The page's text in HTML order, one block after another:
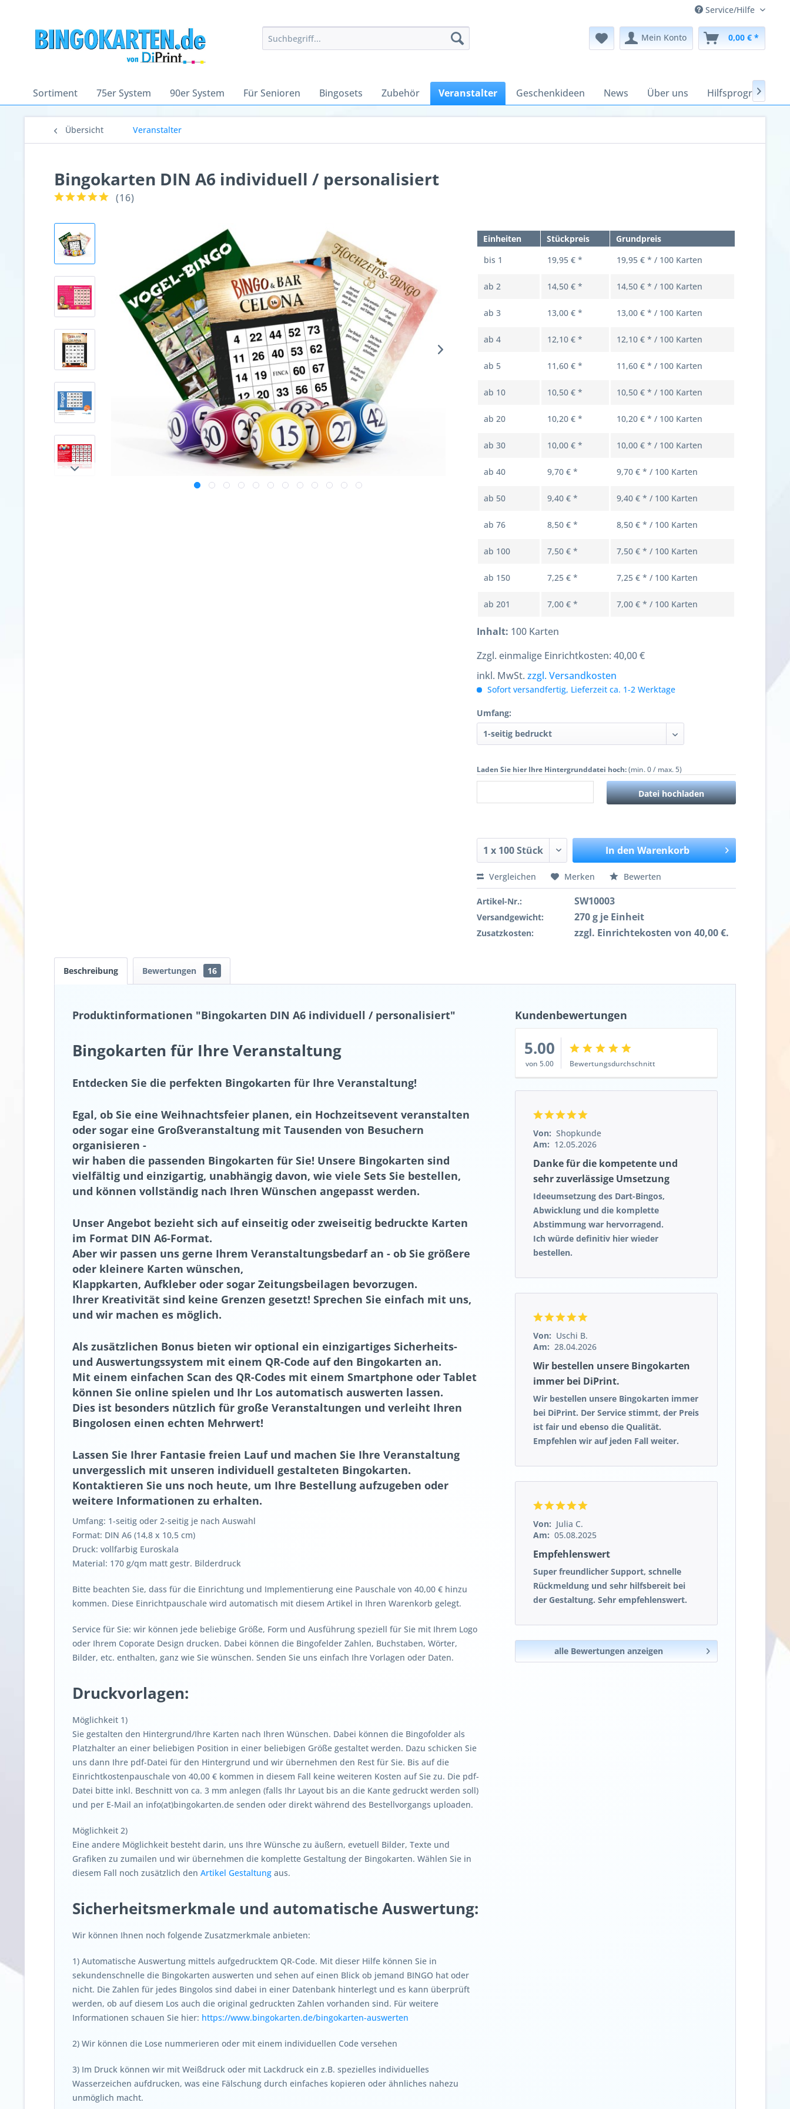
Service/Hilfe
Mein Konto 0,00 € *
Sortiment 75er System 90er System Für Senioren Bingosets Zubehör Veranstalter Geschenkideen News Über uns Hilfsprogramme

Übersicht Veranstalter
Bingokarten DIN A6 individuell / personalisiert
(16)
Einheiten Stückpreis
Grundpreis
bis 1 19,95 € * 19,95 € * / 100 Karten
ab2 14,50 € * 14,50 € * / 100 Karten
ab3 13,00 € * 13,00 € * / 100 Karten
ab4 12,10 € * 12,10 € * / 100 Karten
ab 5 11,60 € * 11,60 € * / 100 Karten
ab 10 10,50 € * 10,50 € * / 100 Karten
ab20 10,20 € * 10,20 € * / 100 Karten
ab30 10,00 € * 10,00 € * / 100 Karten
ab40 9,70 € * 9,70 € * / 100 Karten
ab 50 9,40 € * 9,40 € * / 100 Karten
ab76 8,50 € * 8,50 € * / 100 Karten
ab 100 7,50 € * 7,50 € * / 100 Karten
ab 150 7,25 € * 7,25 € * / 100 Karten
ab201 7,00 € * 7,00 € * / 100 Karten
Inhalt: 100 Karten
Zzgl. einmalige Einrichtkosten: 40,00 €
inkl. MwSt.zzgl. Versandkosten
Sofort versandfertig, Lieferzeit ca. 1-2 Werktage
Umfang:
Laden Sie hier Ihre Hintergrunddatei hoch:(min. 0 / max. 5)
Datei hochladen
In denWarenkorb
Vergleichen Merken Bewerten
Artikel-Nr.: SW10003
Versandgewicht: 270 g je Einheit
Zusatzkosten: zzgl. Einrichtekosten von 40,00 €.
Beschreibung Bewertungen 16
Produktinformationen "Bingokarten DIN A6 individuell / personalisiert"
Bingokarten für Ihre Veranstaltung
Entdecken Sie die perfekten Bingokarten für Ihre Veranstaltung!
Egal, ob Sie eine Weihnachtsfeier planen, ein Hochzeitsevent veranstalten
oder sogar eine Großveranstaltung mit Tausenden von Besuchern
organisieren -
wir haben die passenden Bingokarten für Sie! Unsere Bingokarten sind
vielfältig und einzigartig, unabhängig davon, wie viele Sets Sie bestellen,
und können vollständig nach Ihren Wünschen angepasst werden.
Unser Angebot bezieht sich auf einseitig oder zweiseitig bedruckte Karten
im Format DIN A6-Format.
Aber wir passen uns gerne Ihrem Veranstaltungsbedarf an - ob Sie größere
oder kleinere Karten wünschen,
Klappkarten, Aufkleber oder sogar Zeitungsbeilagen bevorzugen.
Ihrer Kreativität sind keine Grenzen gesetzt! Sprechen Sie einfach mit uns,
und wir machen es möglich.
Als zusätzlichen Bonus bieten wir optional ein einzigartiges Sicherheits-
und Auswertungssystem mit einem QR-Code auf den Bingokarten an.
Mit einem einfachen Scan des QR-Codes mit einem Smartphone oder Tablet
können Sie online spielen und Ihr Los automatisch auswerten lassen.
Dies ist besonders nützlich für große Veranstaltungen und verleiht Ihren
Bingolosen einen echten Mehrwert!
Lassen Sie Ihrer Fantasie freien Lauf und machen Sie Ihre Veranstaltung
unvergesslich mit unseren individuell gestalteten Bingokarten.
Kontaktieren Sie uns noch heute, um Ihre Bestellung aufzugeben oder
weitere Informationen zu erhalten.
Umfang: 1-seitig oder 2-seitig je nach Auswahl
Format: DIN A6 (14,8 x 10,5 cm)
Druck: vollfarbig Euroskala
Material: 170 g/qm matt gestr. Bilderdruck
Bitte beachten Sie, dass für die Einrichtung und Implementierung eine Pauschale von 40,00 € hinzu
kommen. Diese Einrichtpauschale wird automatisch mit diesem Artikel in Ihren Warenkorb gelegt.
Service für Sie: wir können jede beliebige Größe, Form und Ausführung speziell für Sie mit Ihrem Logo
oder Ihrem Coporate Design drucken. Dabei können die Bingofelder Zahlen, Buchstaben, Wörter,
Bilder, etc. enthalten, ganz wie Sie wünschen. Senden Sie uns einfach Ihre Vorlagen oder Daten.
Druckvorlagen:
Möglichkeit 1)
Sie gestalten den Hintergrund/Ihre Karten nach Ihren Wünschen. Dabei können die Bingofolder als
Platzhalter an einer beliebigen Position in einer beliebigen Größe gestaltet werden. Dazu schicken Sie
uns dann Ihre pdf-Datei für den Hintergrund und wir übernehmen den Rest für Sie. Bis auf die
Einrichtkostenpauschale von 40,00 € kommen in diesem Fall keine weiteren Kosten auf Sie zu. Die pdf-
Datei bitte inkl. Beschnitt von ca. 3 mm anlegen (falls Ihr Layout bis an die Kante gedruckt werden soll)
und per E-Mail an info(at)bingokarten.de senden oder direkt während des Bestellvorgangs uploaden.
Möglichkeit 2)
Eine andere Möglichkeit besteht darin, uns Ihre Wünsche zu äußern, evetuell Bilder, Texte und
Grafiken zu zumailen und wir übernehmen die komplette Gestaltung der Bingokarten. Wählen Sie in
diesem Fall noch zusätzlich den Artikel Gestaltung aus.
Sicherheitsmerkmale und automatische Auswertung:
Wir können Ihnen noch folgende Zusatzmerkmale anbieten:
1) Automatische Auswertung mittels aufgedrucktem QR-Code. Mit dieser Hilfe können Sie in
sekundenschnelle die Bingokarten auswerten und sehen auf einen Blick ob jemand BINGO hat oder
nicht. Die Zahlen für jedes Bingolos sind dabei in einer Datenbank hinterlegt und es kann überprüft
werden, ob auf diesem Los auch die original gedruckten Zahlen vorhanden sind. Für weitere
Informationen schauen Sie hier: https://www.bingokarten.de/bingokarten-auswerten
2) Wir können die Lose nummerieren oder mit einem individuellen Code versehen
3) Im Druck können wir mit Weißdruck oder mit Lackdruck ein z.B. spezielles individuelles
Wasserzeichen aufdrucken, was eine Fälschung durch einfaches kopieren oder ähnliches nahezu
unmöglich macht.
Kundenbewertungen
5.00
von 5.00 Bewertungsdurchschnitt
Von: Shopkunde
Am: 12.05.2026
Danke für die kompetente und
sehr zuverlässige Umsetzung
Ideeumsetzung des Dart-Bingos,
Abwicklung und die komplette
Abstimmung war hervorragend.
Ich würde definitiv hier wieder
bestellen.
Von: Uschi B.
Am: 28.04.2026
Wir bestellen unsere Bingokarten
immer bei DiPrint.
Wir bestellen unsere Bingokarten immer
bei DiPrint. Der Service stimmt, der Preis
ist fair und ebenso die Qualität.
Empfehlen wir auf jeden Fall weiter.
Von: Julia C.
Am: 05.08.2025
Empfehlenswert
Super freundlicher Support, schnelle
Rückmeldung und sehr hilfsbereit bei
der Gestaltung. Sehr empfehlenswert.
alle Bewertungen anzeigen